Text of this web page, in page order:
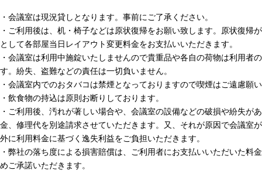
・会議室は現況貸しとなります。事前にご了承ください。
・ご利用後は、机・椅子などは原状復帰をお願い致します。原状復帰
として各部屋当日レイアウト変更料金をお支払いいただきます。
・会議室は利用中施錠いたしませんので貴重品や各自の荷物は利用者
す。紛失、盗難などの責任は一切負いません。
・会議室内でのおタバコは禁煙となっておりますので喫煙はご遠慮願
・飲食物の持込は原則お断りしております。
・ご利用後、汚れが著しい場合や、会議室の設備などの破損や紛失が
金、修理代を別途請求させていただきます。又、それが原因で会議室
外に利用料金に基づく逸失利益をご負担いただきます。
・弊社の落ち度による損害賠償は、ご利用者にお支払いいただいた料
めご承諾いただきます。